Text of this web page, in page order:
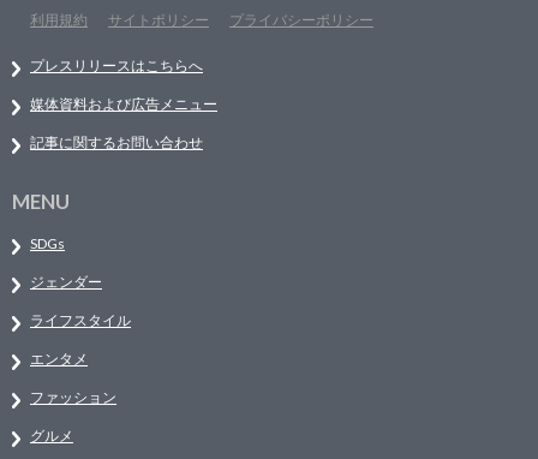
利用規約
サイトポリシー プライバシーポリシー
プレスリリースはこちらへ
媒体資料および広告メニュー
記事に関するお問い合わせ
MENU
SDGs
ジェンダー
ライフスタイル
エンタメ
ファッション
グルメ